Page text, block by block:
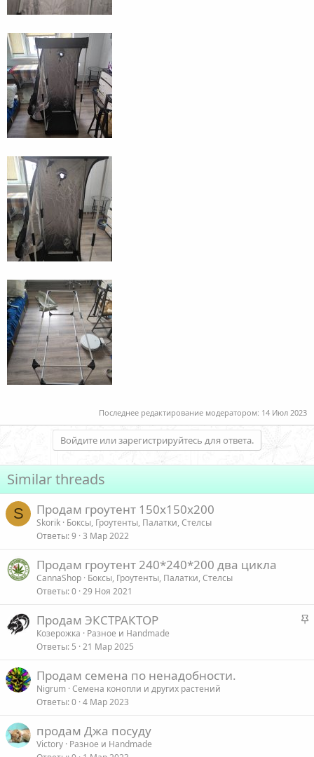
Последнее редактирование модератором: 14 Июл 2023
Войдите или зарегистрируйтесь для ответа.
Similar threads
S Продам гроутент 150х150х200
Skorik Боксы, Гроутенты, Палатки, Стелсы
Ответы 9 3 Мар 2022
Продам гроутент 240*240*200 два цикла
CannaShop Боксы, Гроутенты, Палатки, Стелсы
Ответы 0 29 Ноя 2021
З
Продам ЭКСТРАКТОР
Козерожка
Разное и Handmade
Ответы 5 21 Мар 2025
Продам семена по ненадобности.
Nigrum Семена конопли и других растений
Ответы 0 4 Мар 2023
продам Джа посуду
Victory Разное и Handmade